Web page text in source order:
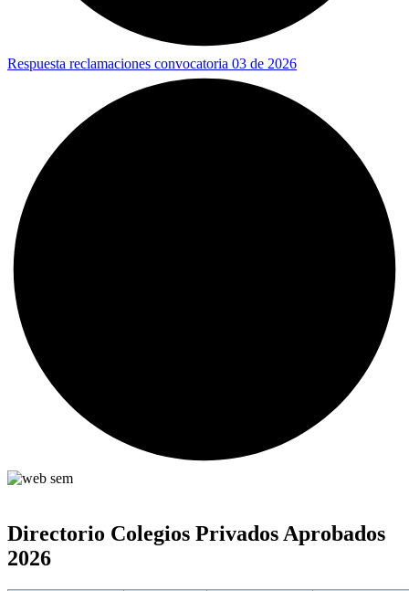
Respuesta reclamaciones convocatoria 03 de 2026
Directorio Colegios Privados Aprobados
2026